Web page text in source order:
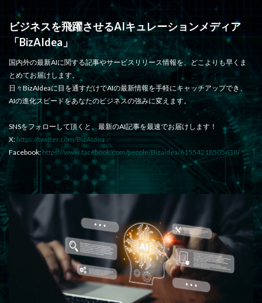
ビジネスを飛躍させるAIキュレーションメディア
「BizAIdea」
国内外の最新AIに関する記事やサービスリリース情報を、どこよりも早くま
とめてお届けします。
日々BizAIdeaに目を通すだけでAIの最新情報を手軽にキャッチアップでき、
AIの進化スピードをあなたのビジネスの強みに変えます。
SNSをフォローして頂くと、最新のAI記事を最速でお届けします！
X: https://twitter.com/BizAIdea
Facebook: https://www.facebook.com/people/Bizaidea/61554218505638/